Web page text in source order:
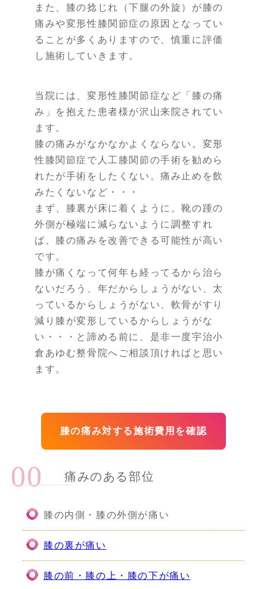
また、膝の捻じれ（下腿の外旋）が膝の
痛みや変形性膝関節症の原因となってい
ることが多くありますので、慎重に評価
し施術していきます。
当院には、変形性膝関節症など「膝の痛
み」を抱えた患者様が沢山来院されてい
ます。
膝の痛みがなかなかよくならない。変形
性膝関節症で人工膝関節の手術を勧めら
れたが手術をしたくない。痛み止めを飲
みたくないなど・・・
まず、膝裏が床に着くように。靴の踵の
外側が極端に減らないように調整すれ
ば、膝の痛みを改善できる可能性が高い
です。
膝が痛くなって何年も経ってるから治ら
ないだろう、年だからしょうがない、太
っているからしょうがない、軟骨がすり
減り膝が変形しているからしょうがな
い・・・と諦める前に、是非一度宇治小
倉あゆむ整骨院へご相談頂ければと思い
ます。
膝の痛み対する施術費用を確認
痛みのある部位
膝の内側・膝の外側が痛い
膝の裏が痛い
膝の前・膝の上・膝の下が痛い